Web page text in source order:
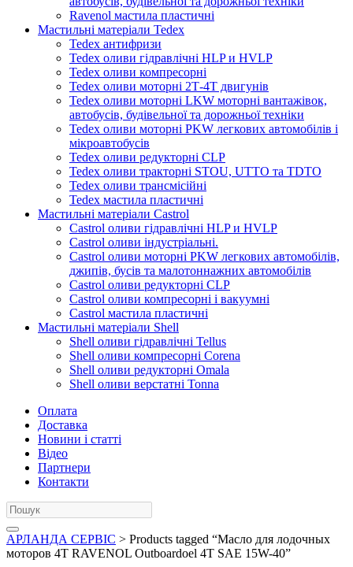
Ravenol мастила пластичні
Мастильні матеріали Tedex
Tedex антифризи
Tedex оливи гідравлічні HLP и HVLP
Tedex оливи компресорні
Tedex оливи моторні 2Т-4Т двигунів
Tedex оливи моторні LKW моторні вантажівок,
автобусів, будівельної та дорожньої техніки
Tedex оливи моторні PKW легкових автомобілів і
мікроавтобусів
Tedex оливи редукторні CLP
Tedex оливи тракторні STOU, UTTO та TDTO
Tedex оливи трансмісійні
Tedex мастила пластичні
Мастильні матеріали Castrol
Castrol оливи гідравлічні HLP и HVLP
Castrol оливи індустріальні.
Castrol оливи моторні PKW легкових автомобілів,
джипів, бусів та малотоннажних автомобілів
Castrol оливи редукторні CLP
Castrol оливи компресорні і вакуумні
Castrol мастила пластичні
Мастильні матеріали Shell
Shell оливи гідравлічні Tellus
Shell оливи компресорні Corena
Shell оливи редукторні Omala
Shell оливи верстатні Tonna
Оплата
Доставка
Новини і статті
Відео
Партнери
Контакти
АРЛАНДА СЕРВІС > Products tagged “Масло для лодочных
моторов 4T RAVENOL Outboardoel 4T SAE 15W-40”